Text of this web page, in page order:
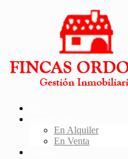
En Alquiler
En Venta